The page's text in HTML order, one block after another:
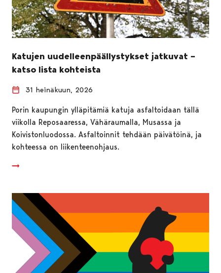
Katujen uudelleenpäällystykset jatkuvat –
katso lista kohteista
31 heinäkuun, 2026
Porin kaupungin ylläpitämiä katuja asfaltoidaan tällä
viikolla Reposaaressa, Vähäraumalla, Musassa ja
Koivistonluodossa. Asfaltoinnit tehdään päivätöinä, ja
kohteessa on liikenteenohjaus.